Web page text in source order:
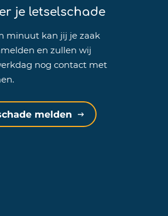
je letselschade
minuut kan jij je zaak
en zullen wij
nog contact met
melden